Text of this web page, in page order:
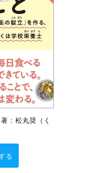
：松丸奨（く
る